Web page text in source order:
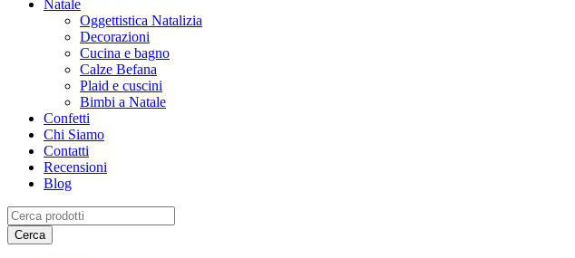
Natale
Oggettistica Natalizia
Decorazioni
Cucina e bagno
Calze Befana
Plaid e cuscini
Bimbi a Natale
Confetti
Chi Siamo
Contatti
Recensioni
Blog